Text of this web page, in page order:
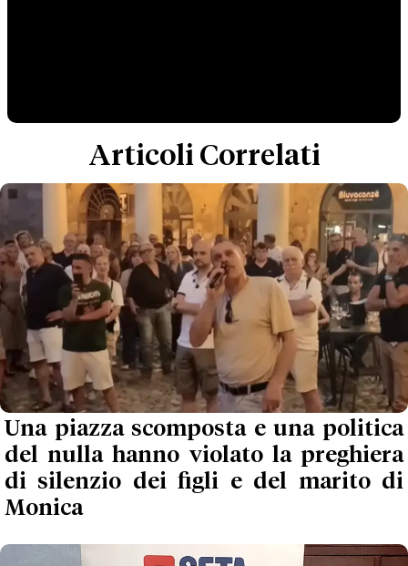
Articoli Correlati
Una piazza scomposta e una politica
del nulla hanno violato la preghiera
di silenzio dei figli e del marito di
Monica